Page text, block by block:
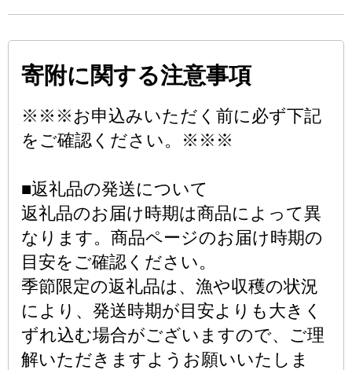
寄附に関する注意事項
※※※お申込みいただく前に必ず下記
をご確認ください。※※※
■返礼品の発送について
返礼品のお届け時期は商品によって異
なります。商品ページのお届け時期の
目安をご確認ください。
季節限定の返礼品は、漁や収穫の状況
により、発送時期が目安よりも大きく
ずれ込む場合がございますので、ご理
解いただきますようお願いいたしま